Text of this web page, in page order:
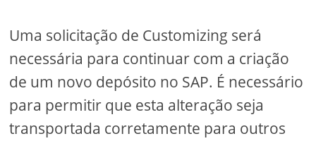
Uma solicitação de Customizing será
necessária para continuar com a criação
de um novo depósito no SAP. É necessário
para permitir que esta alteração seja
transportada corretamente para outros